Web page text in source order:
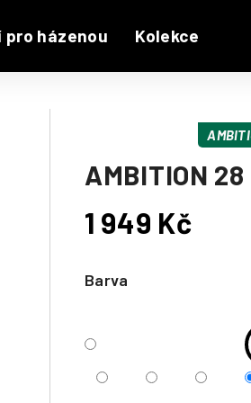
pro házenou Kolekce
AMBITION 28
Barva
1 949 Kč